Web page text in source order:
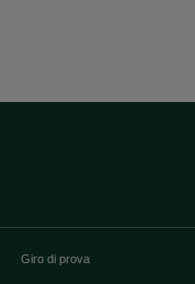
Giro di prova